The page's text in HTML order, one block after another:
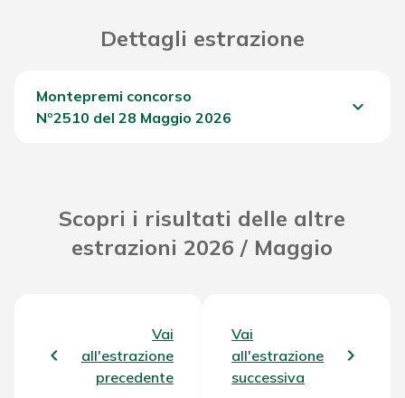
Dettagli estrazione
Montepremi concorso
Nº2510 del 28 Maggio 2026
keyboard_arrow_down
Scopri i risultati delle altre
estrazioni 2026 / Maggio
Vai
all'estrazione
precedente
Vai
all'estrazione
successiva